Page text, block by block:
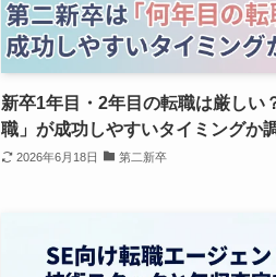
新卒1年目・2年目の転職は厳しい
職」が成功しやすいタイミングか
2026年6月18日 第二新卒